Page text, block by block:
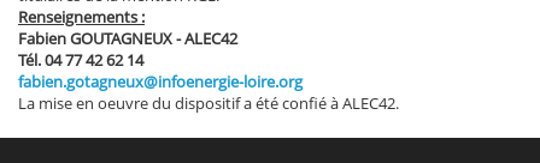
Renseignements :
Fabien GOUTAGNEUX - ALEC42
Tél. 04 77 42 62 14
fabien.gotagneux@infoenergie-loire.org
La mise en oeuvre du dispositif a été confié à ALEC42.